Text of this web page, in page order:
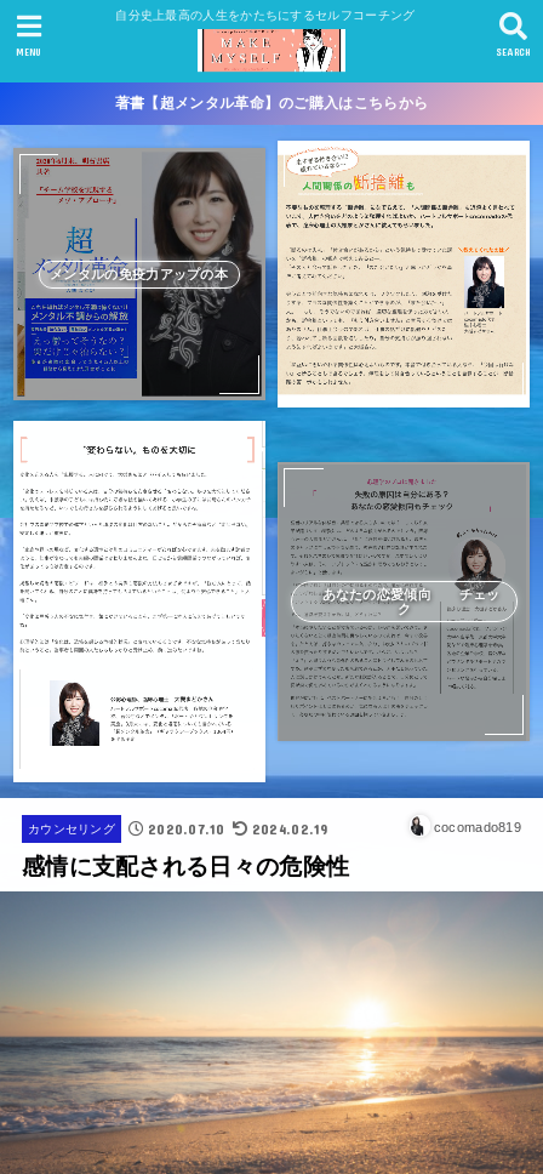
自分史上最高の人生をかたちにするセルフコーチング
SEARCH
MENU
著書【超メンタル革命】のご購入はこちらから
メンタルの免疫力アップの本
あなたの恋愛傾向 チェッ
ク
カウンセリング 2020.07.10 2024.02.19 cocomado819
感情に支配される日々の危険性